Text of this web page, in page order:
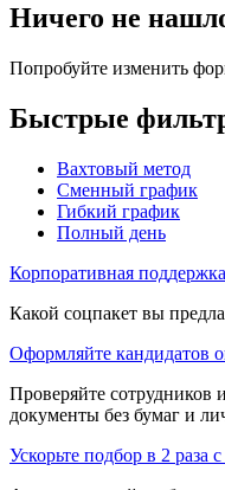
Ничего не
Попробуйте изменить
Быстрые
Вахтовый метод
Сменный график
Гибкий график
Полный день
Корпоративная
Какой соцпакет вы
Оформляйте кандидатов
Проверяйте сотрудников
документы без бумаг и
Ускорьте подбор в 2 раза